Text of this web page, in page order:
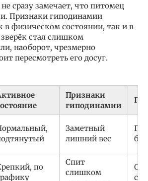
сразу замечает, что питомец
Признаки гиподинамии
в физическом состоянии, так и в
стал слишком
наоборот, чрезмерно
пересмотреть его досуг.
Признаки
гиподинамии
Заметный
лишний вес
по
Спит
слишком